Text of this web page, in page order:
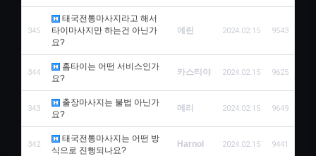
345
태국전통마사지라고 해서
타이마사지만 하는건 아닌가
요?
에린 2024.02.15 9543
344
홈타이는 어떤 서비스인가
요?
카스티야 2024.02.15 9625
343
출장마사지는 불법 아닌가
요?
메리 2024.02.15 9649
342
태국전통마사지는 어떤 방
식으로 진행되나요?
Harnol 2024.02.15 9441